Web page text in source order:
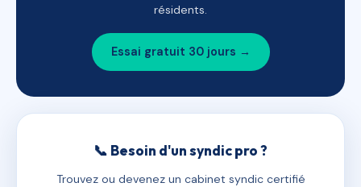
résidents.
Essai gratuit 30 jours →
📞 Besoin d'un syndic pro ?
Trouvez ou devenez un cabinet syndic certifié